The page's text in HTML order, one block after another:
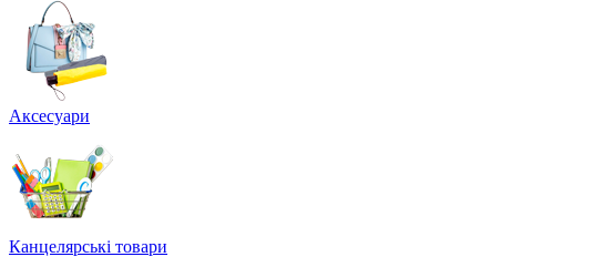
Аксесуари
Канцелярські товари